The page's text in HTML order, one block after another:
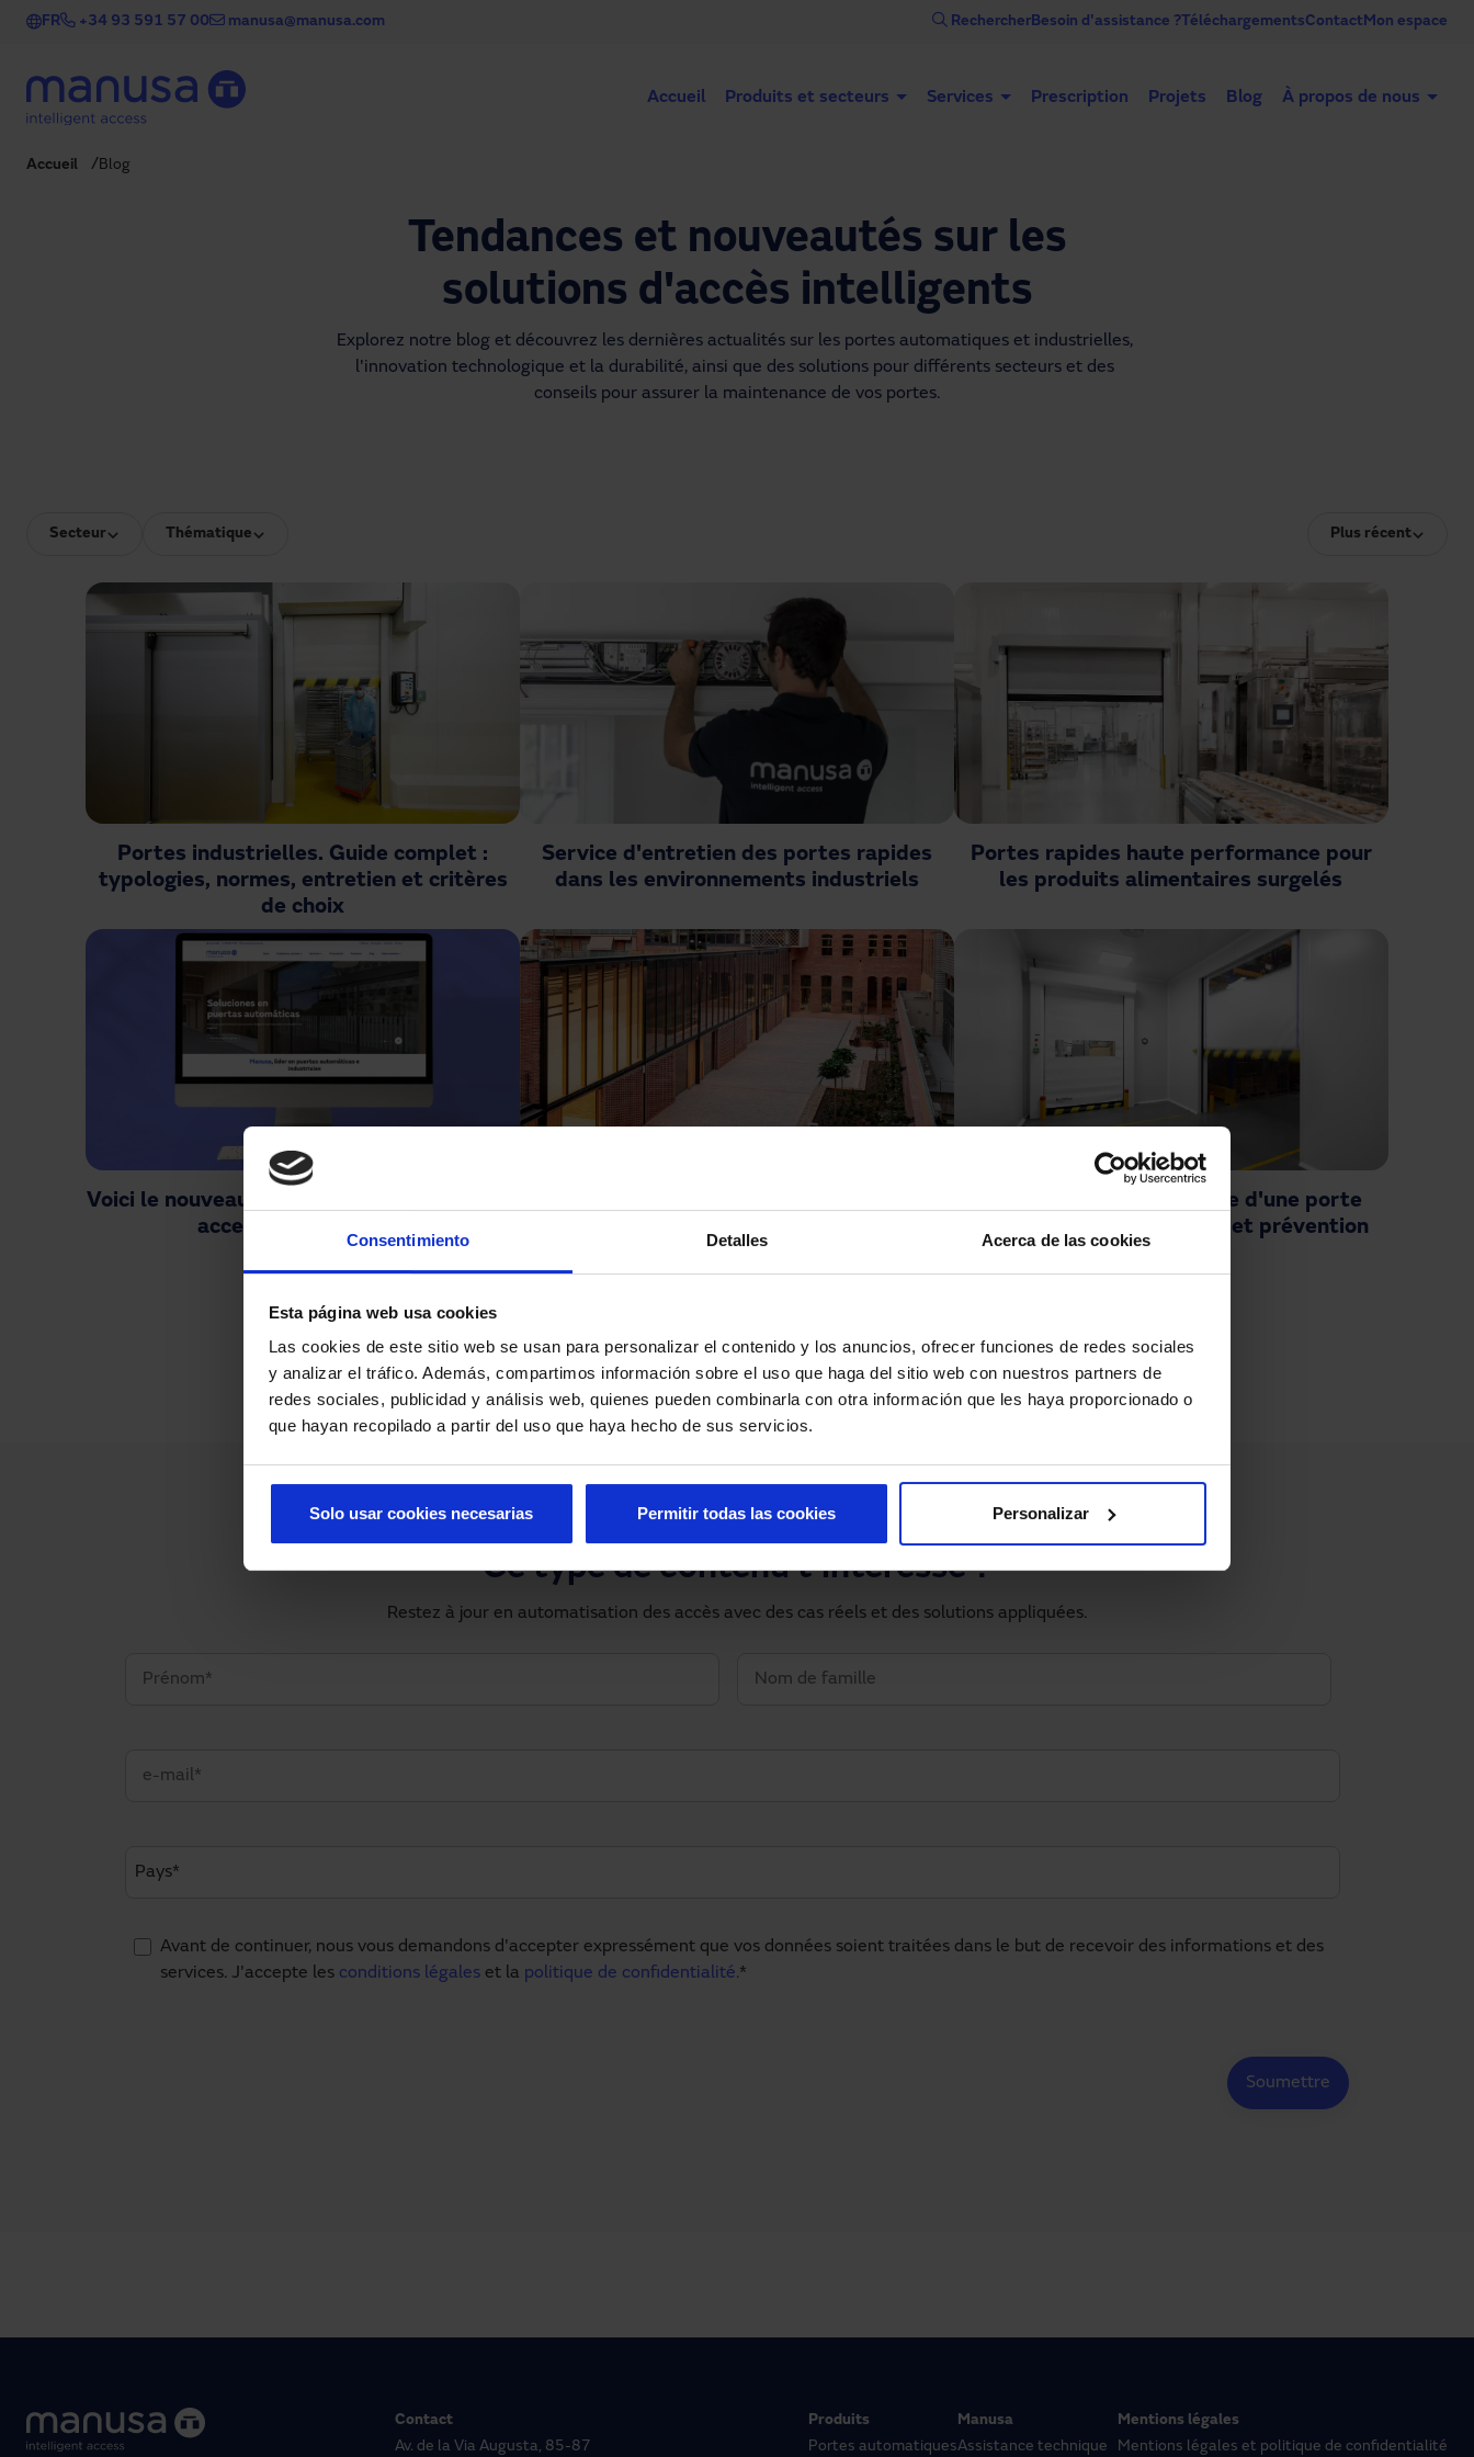
Consentimiento Detalles Acerca de las cookies
Esta página web usa cookies
Las cookies de este sitio web se usan para personalizar el contenido y los anuncios, ofrecer funciones de redes sociales
y analizar el tráfico. Además, compartimos información sobre el uso que haga del sitio web con nuestros partners de
redes sociales, publicidad y análisis web, quienes pueden combinarla con otra información que les haya proporcionado o
que hayan recopilado a partir del uso que haya hecho de sus servicios.
Solo usar cookies necesarias Personalizar
Permitir todas las cookies
Aller au contenu principal
FR +34 93 591 57 00 manusa@manusa.com RechercherBesoin d'assistance ? TéléchargementsContactMon espace
Accueil Produits et secteurs Services Prescription Projets Blog À propos de nous
Accueil Blog
Tendances et nouveautés sur les
solutions d'accès intelligents
Explorez notre blog et découvrez les dernières actualités sur les portes automatiques et industrielles,
l'innovation technologique et la durabilité, ainsi que des solutions pour différents secteurs et des
conseils pour assurer la maintenance de vos portes.
Secteur Thématique Plus récent
Portes industrielles. Guide complet :
typologies, normes, entretien et critères
de choix
Service d'entretien des portes rapides
dans les environnements industriels
Portes rapides haute performance pour
les produits alimentaires surgelés
Voici le nouveau site web de Manusa. Clair,
accessible et intuitif.
Que faire en cas de panne d'une porte
rapide : causes, solutions et prévention
Ce type de contenu t'intéresse ?
Restez à jour en automatisation des accès avec des cas réels et des solutions appliquées.
Avant de continuer, nous vous demandons d'accepter expressément que vos données soient traitées dans le but de recevoir des informations et des
services. J'accepte les conditions légales et la politique de confidentialité.*
Contact
Av. de la Via Augusta, 85-87
Produits
Portes automatiques
Manusa
Assistance technique
Mentions légales
Mentions légales et politique de confidentialité